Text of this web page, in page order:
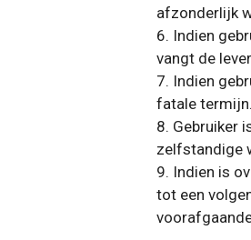
afzonderlijk
6. Indien
vangt de
7. Indien
fatale
8. Gebruiker
zelfstandige
9. Indien is
tot een